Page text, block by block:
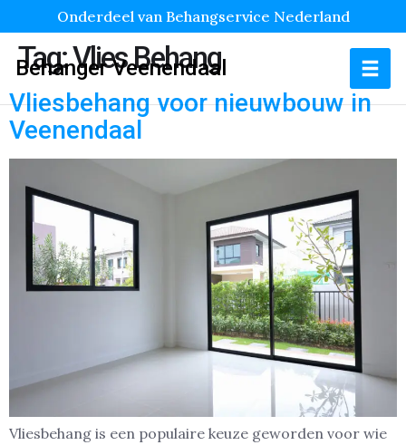
Onderdeel van Behangservice Nederland
Behanger Veenendaal
Tag:Vlies Behang
Vliesbehang voor nieuwbouw in
Veenendaal
Vliesbehang is een populaire keuze geworden voor wie